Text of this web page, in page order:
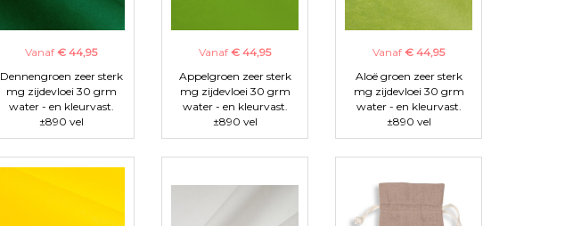
Vanaf € 44,95
Dennengroen zeer sterk
mg zijdevloei 30 grm
water - en kleurvast.
±890 vel
Vanaf € 44,95
Appelgroen zeer sterk
mg zijdevloei 30 grm
water - en kleurvast.
±890 vel
Vanaf € 44,95
Aloë groen zeer sterk
mg zijdevloei 30 grm
water - en kleurvast.
±890 vel